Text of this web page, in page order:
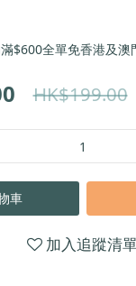
$600全單免香港及澳
HK$199.00
車
加入追蹤清